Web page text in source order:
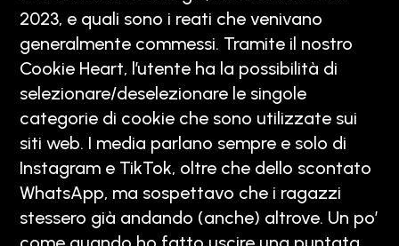
2023, e quali sono i reati che venivano
generalmente commessi. Tramite il nostro
Cookie Heart, l’utente ha la possibilità di
selezionare/deselezionare le singole
categorie di cookie che sono utilizzate sui
siti web. I media parlano sempre e solo di
Instagram e TikTok, oltre che dello scontato
WhatsApp, ma sospettavo che i ragazzi
stessero già andando (anche) altrove. Un po’